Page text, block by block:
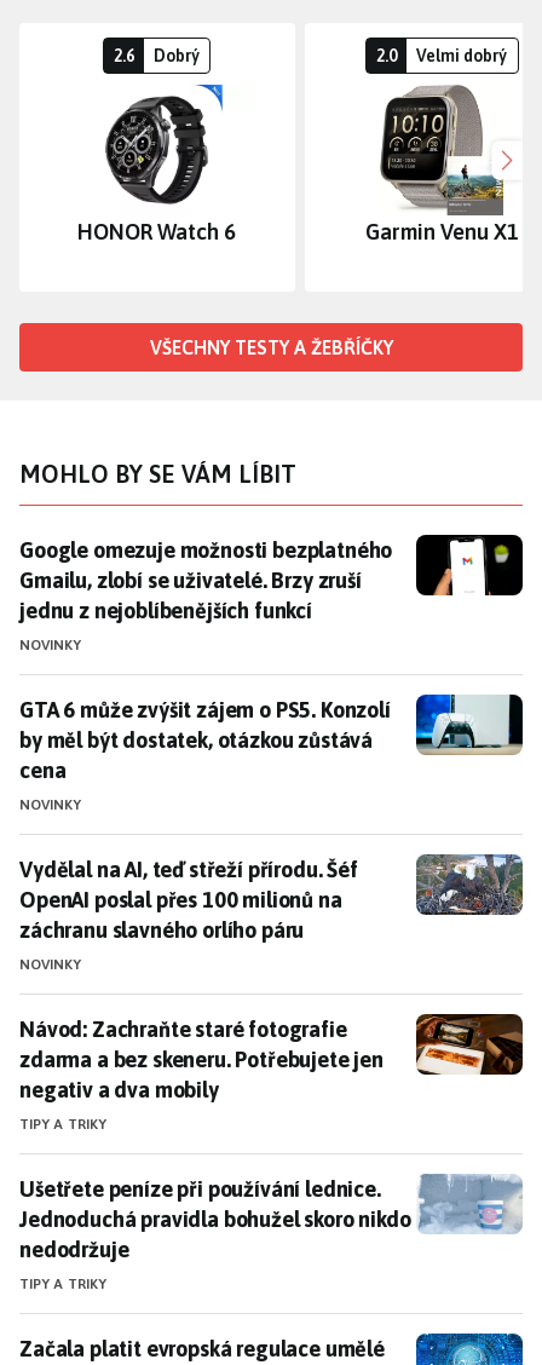
2.6 Dobrý
HONOR Watch 6
2.0 Velmi dobrý
Garmin Venu X1
VŠECHNY TESTY A ŽEBŘÍČKY
MOHLO BY SE VÁM LÍBIT
Google omezuje možnosti bezplatného Gmailu,
Google omezuje možnosti bezplatného
Gmailu, zlobí se uživatelé. Brzy zruší
jednu z nejoblíbenějších funkcí
NOVINKY
GTA 6 může zvýšit zájem o PS5. Konzolí by měl být
GTA 6 může zvýšit zájem o PS5. Konzolí
by měl být dostatek, otázkou zůstává
cena
NOVINKY
Vydělal na AI, teď střeží přírodu. Šéf OpenAI poslal
Vydělal na AI, teď střeží přírodu. Šéf
OpenAI poslal přes 100 milionů na
záchranu slavného orlího páru
NOVINKY
Návod: Zachraňte staré fotografie zdarma a bez
Návod: Zachraňte staré fotografie
zdarma a bez skeneru. Potřebujete jen
negativ a dva mobily
TIPY A TRIKY
Ušetřete peníze při používání lednice. Jednoduchá
Ušetřete peníze při používání lednice.
Jednoduchá pravidla bohužel skoro nikdo
nedodržuje
TIPY A TRIKY
Začala platit evropská regulace umělé inteligence.
Začala platit evropská regulace umělé